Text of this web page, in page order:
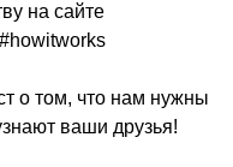
на сайте
о том, что нам нужны
ваши друзья!